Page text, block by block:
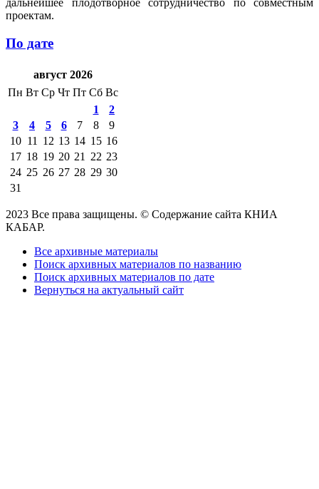
проектам.
По дате
август 2026
Пн Вт Ср Чт Пт Сб Вс
1
2
3
4 5 6 7 8
9
10 11 12 13 14 15 16
17 18 19 20 21 22 23
24 25 26 27 28 29 30
31
2023 Все права защищены. © Содержание сайта КНИА
КАБАР.
Все архивные материалы
Поиск архивных материалов по названию
Поиск архивных материалов по дате
Вернуться на актуальный сайт